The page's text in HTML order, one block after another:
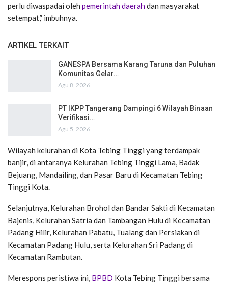
perlu diwaspadai oleh pemerintah daerahdan masyarakat
setempat,” imbuhnya.
ARTIKEL TERKAIT
GANESPA Bersama Karang Taruna dan Puluhan
Komunitas Gelar…
Agu 8, 2026
PT IKPP Tangerang Dampingi 6 Wilayah Binaan
Verifikasi…
Agu 5, 2026
Wilayah kelurahan di Kota Tebing Tinggi yang terdampak
banjir, di antaranya Kelurahan Tebing Tinggi Lama, Badak
Bejuang, Mandailing, dan Pasar Baru di Kecamatan Tebing
Tinggi Kota.
Selanjutnya, Kelurahan Brohol dan Bandar Sakti di Kecamatan
Bajenis, Kelurahan Satria dan Tambangan Hulu di Kecamatan
Padang Hilir, Kelurahan Pabatu, Tualang dan Persiakan di
Kecamatan Padang Hulu, serta Kelurahan Sri Padang di
Kecamatan Rambutan.
Merespons peristiwa ini, BPBD Kota Tebing Tinggi bersama